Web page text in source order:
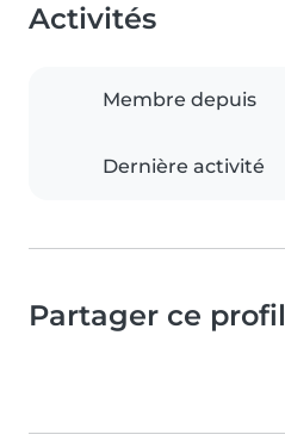
Activités
Membre depuis
Dernière activité
Partager ce profil